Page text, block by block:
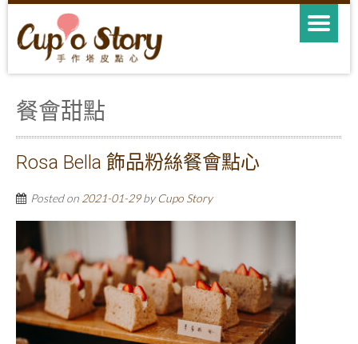
餐會甜點
Rosa Bella 飾品粉絲餐會點心
Posted on 2021-01-29by Cupo Story